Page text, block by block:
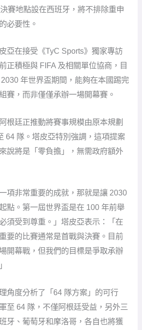
決賽地點設在西班牙，將不排除重申
必要性。
亞在接受《TyC Sports》獨家專訪
正積極與 FIFA 及相關單位協商，目
年世界盃期間，能夠在本國踢完
賽，而非僅僅承辦一場開幕賽。
根廷正推動將賽事規模由原本規劃
64 隊。塔皮亞特別強調，這項提案
說將是「零負擔」，無需政府額外
項非常重要的成就，那就是讓 2030
點。第一屆世界盃是在 100 年前舉
須受到尊重。」塔皮亞表示：「在
要的比賽通常是首戰與決賽。目前
開幕戰，但我們的目標是爭取承辦
角度分析了「64 隊方案」的可行
至 64 隊，不僅阿根廷受益，另外三
牙、葡萄牙和摩洛哥，各自也將獲